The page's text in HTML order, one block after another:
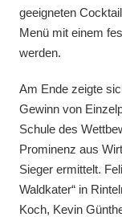
geeigneten
Menü mit einem
werden.
Am Ende zeigte
Gewinn von
Schule des
Prominenz aus
Sieger ermittelt.
Waldkater“ in
Koch, Kevin